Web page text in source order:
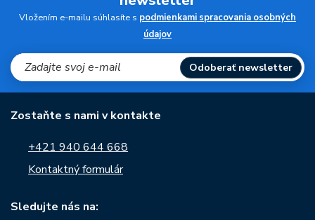
Vložením e-mailu súhlasíte s podmienkami spracovania osobných
údajov
Odoberať newsletter
Zostaňte s nami v kontakte
+421 940 644 668
Kontaktný formulár
Sledujte nás na: